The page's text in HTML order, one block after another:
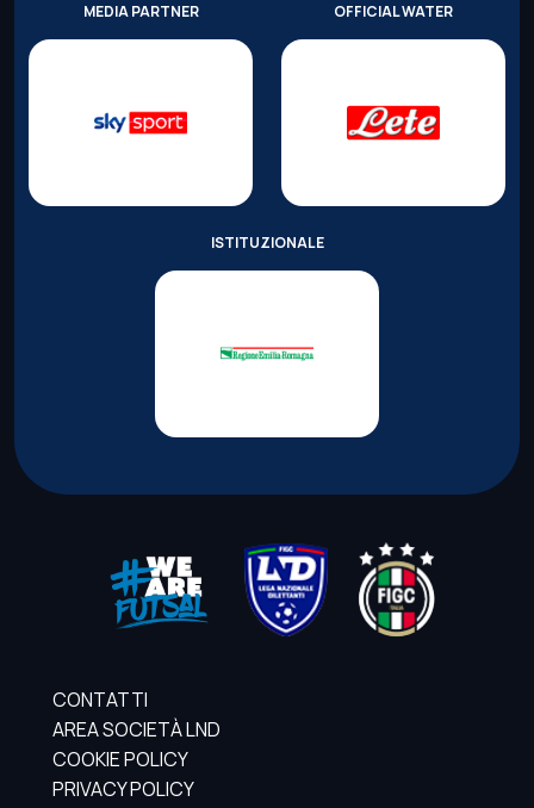
MEDIA PARTNER OFFICIAL WATER
ISTITUZIONALE
CONTATTI
AREA SOCIETÀ LND
COOKIE POLICY
PRIVACY POLICY